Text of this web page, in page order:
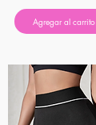
Agregar al carrito